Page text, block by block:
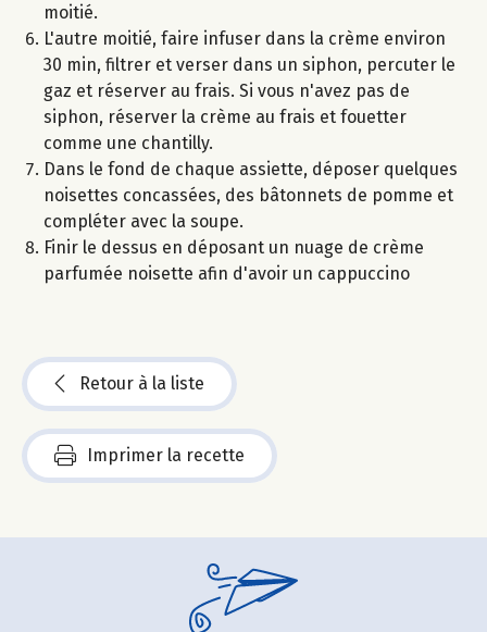
moitié.
L'autre moitié, faire infuser dans la crème environ
30 min, filtrer et verser dans un siphon, percuter le
gaz et réserver au frais. Si vous n'avez pas de
siphon, réserver la crème au frais et fouetter
comme une chantilly.
Dans le fond de chaque assiette, déposer quelques
noisettes concassées, des bâtonnets de pomme et
compléter avec la soupe.
Finir le dessus en déposant un nuage de crème
parfumée noisette afin d'avoir un cappuccino
Retour à la liste
Imprimer la recette